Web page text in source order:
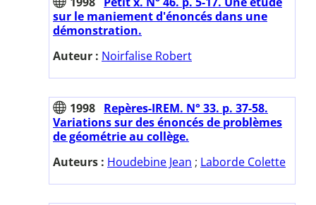
sur le maniement d'énoncés dans une
démonstration.
Auteur : Noirfalise Robert
1998 Repères-IREM. N° 33. p. 37-58.
Variations sur des énoncés de problèmes
de géométrie au collège.
Auteurs : Houdebine Jean ; Laborde Colette